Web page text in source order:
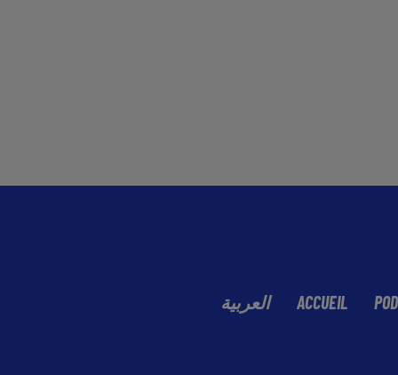
العربية ACCUEIL